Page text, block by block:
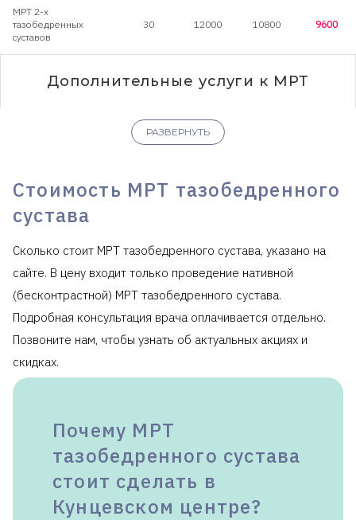
МРТ 2-х
тазобедренных
суставов
30 12000 10800 9600
Дополнительные услуги к МРТ
5 1450
Клиника предоставляет справку дляналогового
РАЗВЕРНУТЬ
Стоимость МРТ тазобедренного
сустава
Сколько стоит МРТ тазобедренного сустава, указано на
сайте. В цену входит только проведение нативной
(бесконтрастной) МРТ тазобедренного сустава.
Подробная консультация врача оплачивается отдельно.
Позвоните нам, чтобы узнать об актуальных акциях и
скидках.
Почему МРТ
тазобедренного сустава
стоит сделать в
Кунцевском центре?